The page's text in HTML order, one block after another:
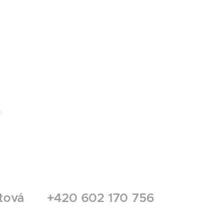
+420 602 170 756